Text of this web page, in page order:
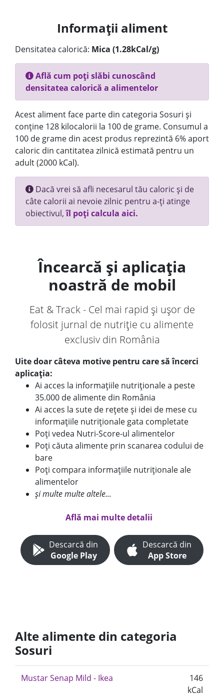
Informații aliment
Densitatea calorică: Mica (1.28kCal/g)
Află cum poți slăbi cunoscând
densitatea calorică a alimentelor
Acest aliment face parte din categoria Sosuri și
conține 128 kilocalorii la 100 de grame. Consumul a
100 de grame din acest produs reprezintă 6% aport
caloric din cantitatea zilnică estimată pentru un
adult (2000 kCal).
Dacă vrei să afli necesarul tău caloric și de
câte calorii ai nevoie zilnic pentru a-ți atinge
obiectivul,îl poți calcula aici.
Încearcă și aplicația
noastră de mobil
Eat & Track - Cel mai rapid și ușor de
folosit jurnal de nutriție cu alimente
exclusiv din România
Uite doar câteva motive pentru care să încerci
aplicația:
Ai acces la informațiile nutriționale a peste
35.000 de alimente din România
Ai acces la sute de rețete și idei de mese cu
informațiile nutriționale gata completate
Poți vedea Nutri-Score-ul alimentelor
Poți căuta alimente prin scanarea codului de
bare
Poți compara informațiile nutriționale ale
alimentelor
și multe multe altele...
Află mai multe detalii
Descarcă din
Google Play
Descarcă din
App Store
Alte alimente din categoria
Sosuri
Mustar Senap Mild - Ikea
146
kCal